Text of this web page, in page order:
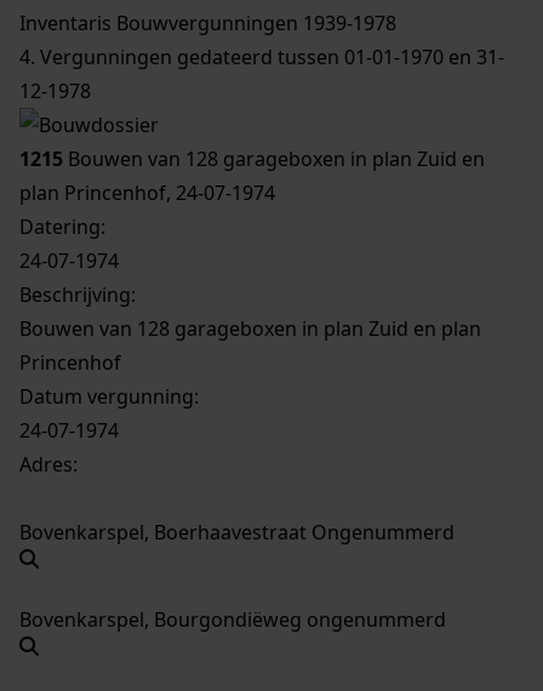
Inventaris Bouwvergunningen 1939-1978
4. Vergunningen gedateerd tussen 01-01-1970 en 31-
12-1978
1215 Bouwen van 128 garageboxen in plan Zuid en
plan Princenhof, 24-07-1974
Datering:
24-07-1974
Beschrijving:
Bouwen van 128 garageboxen in plan Zuid en plan
Princenhof
Datum vergunning:
24-07-1974
Adres:
Bovenkarspel, Boerhaavestraat Ongenummerd
Bovenkarspel, Bourgondiëweg ongenummerd